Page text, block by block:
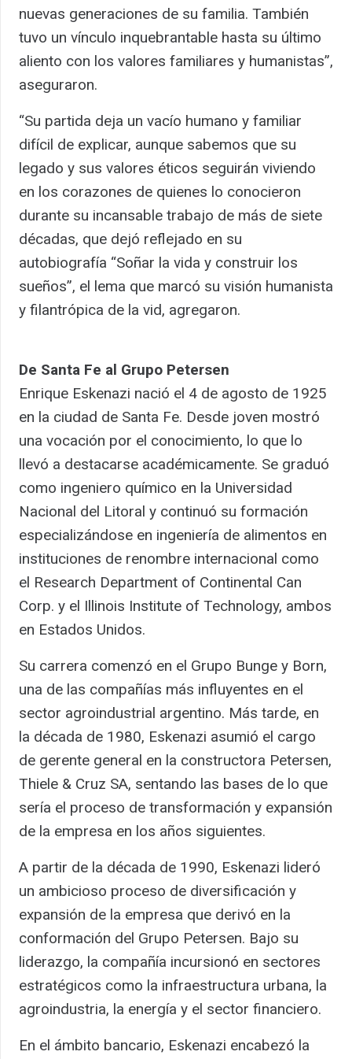
nuevas generaciones de su familia. También
tuvo un vínculo inquebrantable hasta su último
aliento con los valores familiares y humanistas”,
aseguraron.
“Su partida deja un vacío humano y familiar
difícil de explicar, aunque sabemos que su
legado y sus valores éticos seguirán viviendo
en los corazones de quienes lo conocieron
durante su incansable trabajo de más de siete
décadas, que dejó reflejado en su
autobiografía “Soñar la vida y construir los
sueños”, el lema que marcó su visión humanista
y filantrópica de la vid, agregaron.
De Santa Fe al Grupo Petersen
Enrique Eskenazi nació el 4 de agosto de 1925
en la ciudad de Santa Fe. Desde joven mostró
una vocación por el conocimiento, lo que lo
llevó a destacarse académicamente. Se graduó
como ingeniero químico en la Universidad
Nacional del Litoral y continuó su formación
especializándose en ingeniería de alimentos en
instituciones de renombre internacional como
el Research Department of Continental Can
Corp. y el Illinois Institute of Technology, ambos
en Estados Unidos.
Su carrera comenzó en el Grupo Bunge y Born,
una de las compañías más influyentes en el
sector agroindustrial argentino. Más tarde, en
la década de 1980, Eskenazi asumió el cargo
de gerente general en la constructora Petersen,
Thiele & Cruz SA, sentando las bases de lo que
sería el proceso de transformación y expansión
de la empresa en los años siguientes.
A partir de la década de 1990, Eskenazi lideró
un ambicioso proceso de diversificación y
expansión de la empresa que derivó en la
conformación del Grupo Petersen. Bajo su
liderazgo, la compañía incursionó en sectores
estratégicos como la infraestructura urbana, la
agroindustria, la energía y el sector financiero.
En el ámbito bancario, Eskenazi encabezó la